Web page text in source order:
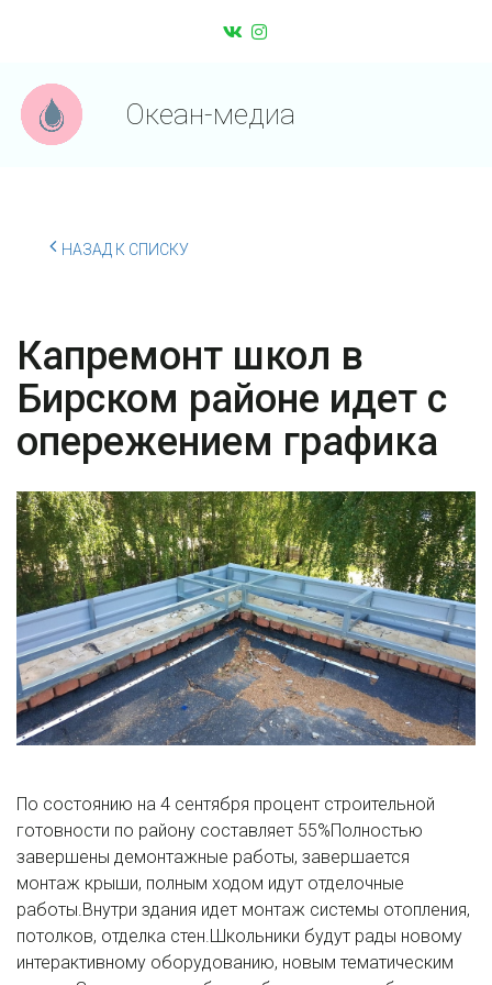
Океан-медиа
НАЗАД К СПИСКУ
Капремонт школ в
Бирском районе идет с
опережением графика
По состоянию на 4 сентября процент строительной
готовности по району составляет 55%Полностью
завершены демонтажные работы, завершается
монтаж крыши, полным ходом идут отделочные
работы.Внутри здания идет монтаж системы отопления,
потолков, отделка стен.Школьники будут рады новому
интерактивному оборудованию, новым тематическим